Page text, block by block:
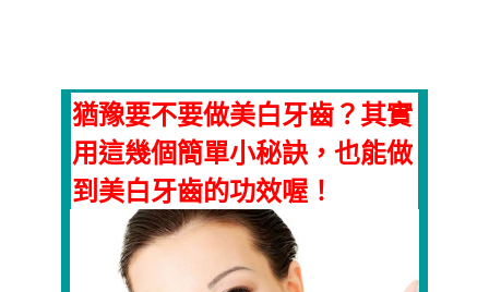
猶豫要不要做美白牙齒？其實
用這幾個簡單小秘訣，也能做
到美白牙齒的功效喔！